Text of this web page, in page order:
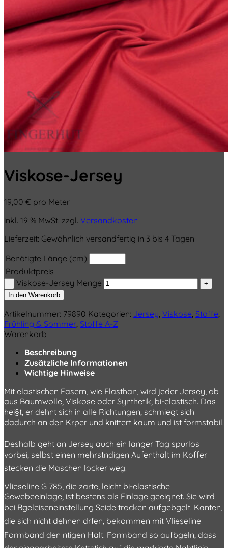
Viskose-Jersey
19,00 € pro Meter
inkl. 19 % MwSt. zzgl. Versandkosten
Lieferzeit: Gewöhnlich versandfertig in 3 bis 4 Tagen
Benötigte Länge (cm)
Produktpreis
Viskose-Jersey Menge
In den Warenkorb
Artikelnummer: 79890 Kategorien: Jersey Viskose Stoffe
Frühling & Sommer Stoffe A-Z
Warenkorb
Beschreibung
Zusätzliche Informationen
Wichtige Hinweise
Mit elastischen Fasern, wie Elasthan, wird jeder Jersey, ob
aus Baumwolle, Viskose oder Synthetik, bi-elastisch. Das
hei§t, er dehnt sich in alle Richtungen, schmiegt sich
dadurch an den Krper und knittert kaum und ist formstabil.
Deshalb geht an Jersey auch ein langer Tag spurlos
vorbei, selbst einen mehrstndigen Aufenthalt im Koffer
stecken die Maschen locker weg.
Vlieseline G 785, die zarte, leicht bi-elastische
Gewebeeinlage, ist bestens als Einlage geeignet. Sie wird
bei Bgeleiseneinstellung Seide trocken aufgebgelt. Kanten,
die sich nicht dehnen drfen, bekommen mit Vlieseline
Formband den ntigen Halt. Formband so aufbgeln, dass